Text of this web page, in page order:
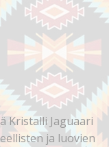
Kristalli Jaguaari
ja luovien